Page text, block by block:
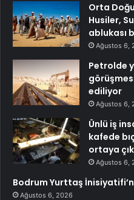
Orta
Husiler,
ablukası
Ağustos 6,
Petrolde
ediliyor
Ağustos 6,
Ünlü iş
kafede
ortaya
Ağustos 6,
Bodrum Yurttaş
Ağustos 6, 2026